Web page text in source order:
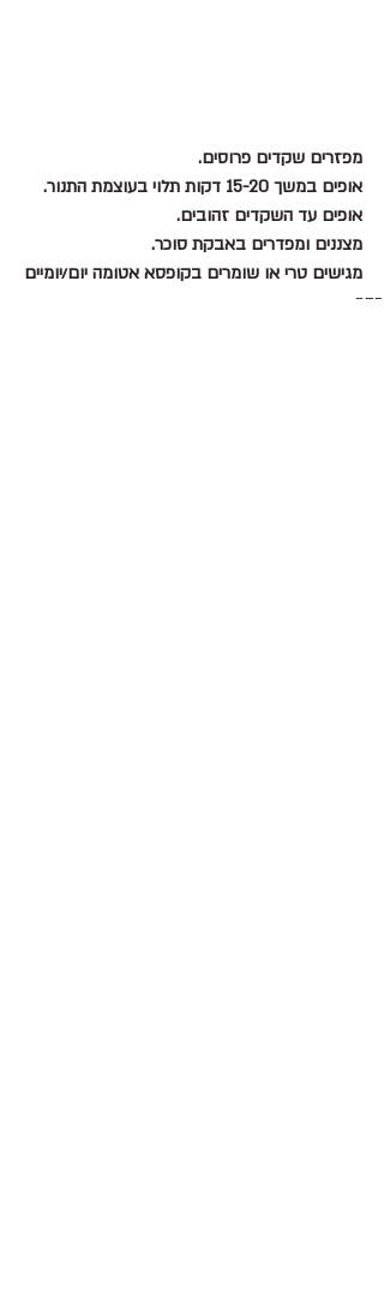
מפזרים שקדים פרוסים.
אופים במשך 15-20 דקות תלוי בעוצמת התנור.
אופים עד השקדים זהובים.
מצננים ומפדרים באבקת סוכר.
מגישים טרי או שומרים בקופסא אטומה יום/יומיים
פסח